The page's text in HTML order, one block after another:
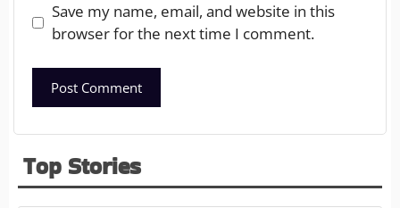
Save my name, email, and website in this
browser for the next time I comment.
Top Stories